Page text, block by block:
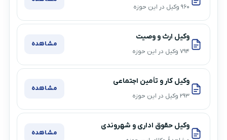
۹۶۰ وکیل در این حوزه
وکیل ارث و وصیت
۷۹۴ وکیل در این حوزه
مشاهده
وکیل کار و تأمین اجتماعی
۲۹۳ وکیل در این حوزه
مشاهده
وکیل حقوق اداری و شهروندی
مشاهده